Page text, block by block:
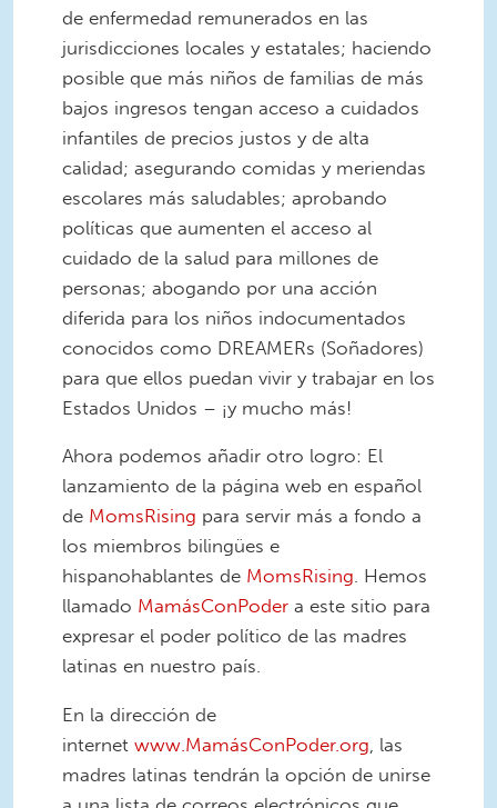
de enfermedad remunerados en las
jurisdicciones locales y estatales; haciendo
posible que más niños de familias de más
bajos ingresos tengan acceso a cuidados
infantiles de precios justos y de alta
calidad; asegurando comidas y meriendas
escolares más saludables; aprobando
políticas que aumenten el acceso al
cuidado de la salud para millones de
personas; abogando por una acción
diferida para los niños indocumentados
conocidos como DREAMERs (Soñadores)
para que ellos puedan vivir y trabajar en los
Estados Unidos – ¡y mucho más!
Ahora podemos añadir otro logro: El
lanzamiento de la página web en español
de MomsRising para servir más a fondo a
los miembros bilingües e
hispanohablantes de MomsRising. Hemos
llamado MamásConPoder a este sitio para
expresar el poder político de las madres
latinas en nuestro país.
En la dirección de
internet www.MamásConPoder.org, las
madres latinas tendrán la opción de unirse